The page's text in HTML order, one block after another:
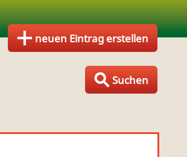
neuen Eintrag erstellen
Suchen